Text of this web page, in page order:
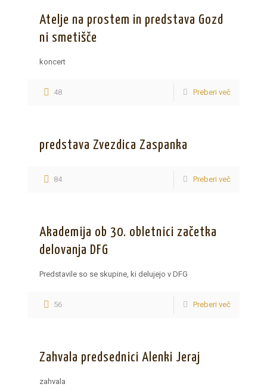
Atelje na prostem in predstava Gozd
ni smetišče
koncert
48 Preberi več
predstava Zvezdica Zaspanka
84 Preberi več
Akademija ob 30. obletnici začetka
delovanja DFG
Predstavile so se skupine, ki delujejo v DFG
56 Preberi več
Zahvala predsednici Alenki Jeraj
zahvala